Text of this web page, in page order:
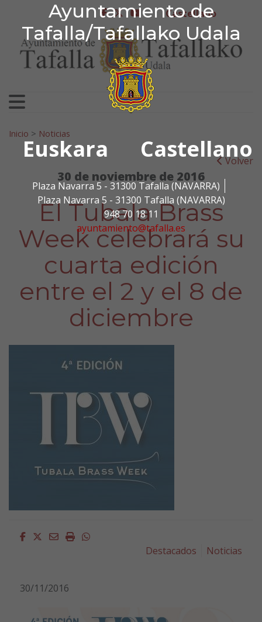
Ayuntamiento de
Tafalla/Tafallako Udala
Euskara Castellano
Plaza Navarra 5 - 31300 Tafalla (NAVARRA)
Plaza Navarra 5 - 31300 Tafalla (NAVARRA)
948 70 18 11
ayuntamiento@tafalla.es
Ir al contenido
Ayuntamiento de
facebook
twitter
youtubeCastellano
Search for:
Inicio > Noticias
Volver
30 de noviembre de 2016
El Tubala Brass
Week celebrará su
cuarta edición
entre el 2 y el 8 de
diciembre
Facebook
Twitter
EmailImprimirWhatsapp
Destacados
Noticias
30/11/2016